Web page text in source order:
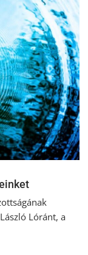
Lóránt, a